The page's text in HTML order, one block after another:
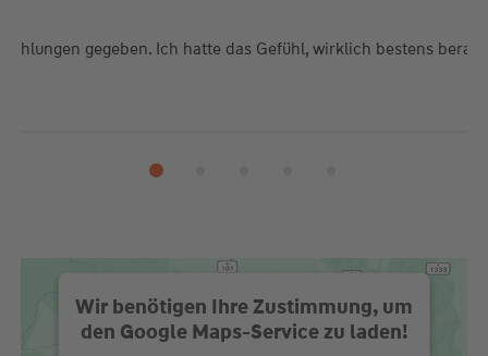
gegeben. Ich hatte das Gefühl, wirklich bestens
Wir benötigen Ihre Zustimmung, um
den Google Maps-Service zu laden!